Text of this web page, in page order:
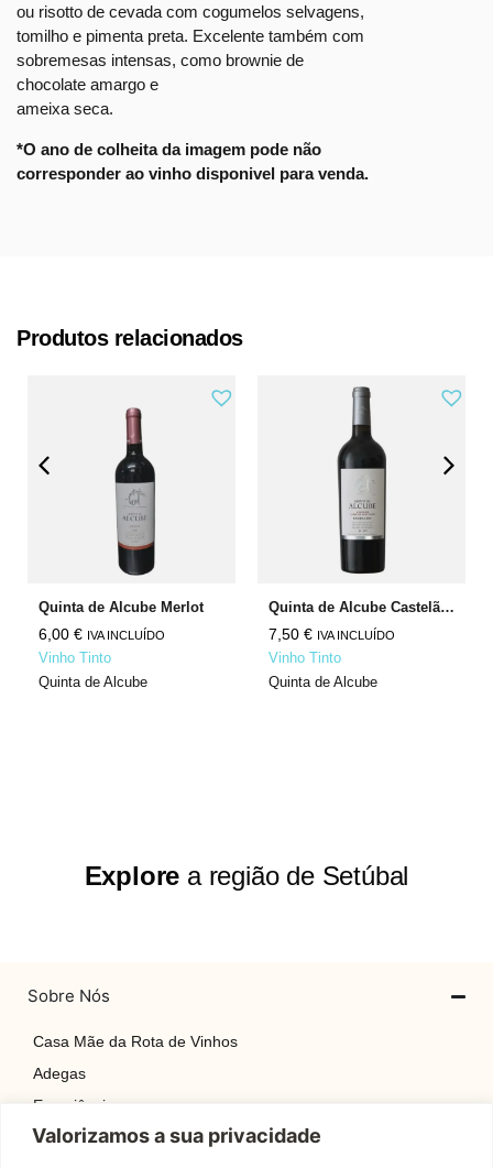
Valorizamos a sua privacidade
ou risotto de cevada com cogumelos selvagens,
tomilho e pimenta preta. Excelente também com
sobremesas intensas, como brownie de
chocolate amargo e
ameixa seca.
*O ano de colheita da imagem pode não
corresponder ao vinho disponivel para venda.
Produtos relacionados
Quinta de Alcube Merlot
6,00 € IVA INCLUÍDO
Vinho Tinto
Quinta de Alcube
Quinta de Alcube Castelão Cabernet Sauvignon
7,50 € IVA INCLUÍDO
Vinho Tinto
Quinta de Alcube
Explore a região de Setúbal
Sobre Nós
Casa Mãe da Rota de Vinhos
Adegas
Experiências
Explore